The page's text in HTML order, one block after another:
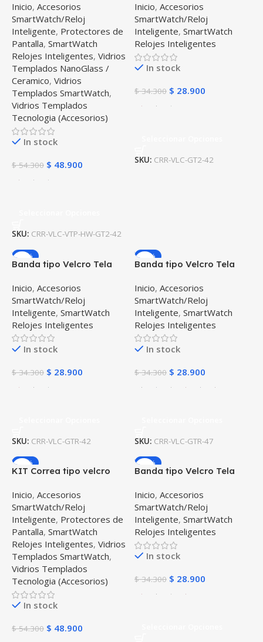
para Reloj Smartwatch
Huawei GT2 42mm
Inicio, Accesorios
SmartWatch/Reloj
Inteligente, Protectores de
Pantalla, SmartWatch
Relojes Inteligentes, Vidrios
Templados NanoGlass /
Ceramico, Vidrios
Templados SmartWatch,
Vidrios Templados
Tecnologia (Accesorios)
In stock
$54.300 $ 48.900
SKU: CRR-VLC-VTP-HW-GT2-42
Smartwatch Huawei GT 2
42mm
Inicio, Accesorios
SmartWatch/Reloj
Inteligente, SmartWatch
Relojes Inteligentes
In stock
$34.300 $ 28.900
SKU: CRR-VLC-GT2-42
-16%
Banda tipo Velcro Tela
Smartwatch Xiaomi
Amazfit Gtr 42mm
Inicio, Accesorios
SmartWatch/Reloj
Inteligente, SmartWatch
Relojes Inteligentes
In stock
$34.300 $ 28.900
SKU: CRR-VLC-GTR-42
-16%
Banda tipo Velcro Tela
Smartwatch Xiaomi
Amazfit Gtr
Inicio, Accesorios
SmartWatch/Reloj
Inteligente, SmartWatch
Relojes Inteligentes
In stock
$34.300 $ 28.900
SKU: CRR-VLC-GTR-47
-10%
KIT Correa tipo velcro
templado Reloj
Smartwatch Xiaomi
Amazfit Gtr
Inicio, Accesorios
SmartWatch/Reloj
Inteligente, Protectores de
Pantalla, SmartWatch
Relojes Inteligentes, Vidrios
Templados SmartWatch,
Vidrios Templados
Tecnologia (Accesorios)
In stock
$54.300 $ 48.900
-16%
Banda tipo Velcro Tela
Smartwatch Samsung
Galaxy Watch 42mm
Inicio, Accesorios
SmartWatch/Reloj
Inteligente, SmartWatch
Relojes Inteligentes
In stock
$34.300 $ 28.900